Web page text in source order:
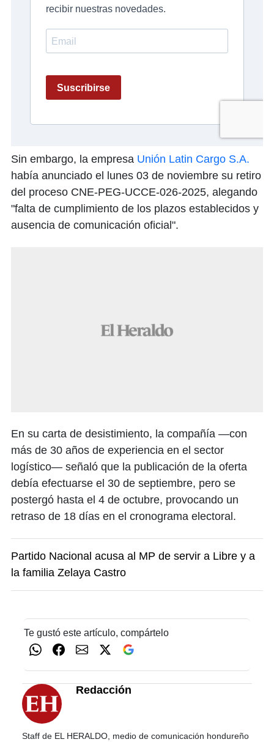
Sin embargo, la empresa Unión Latin Cargo S.A.
había anunciado el lunes 03 de noviembre su retiro
del proceso CNE-PEG-UCCE-026-2025, alegando
"falta de cumplimiento de los plazos establecidos y
ausencia de comunicación oficial".
En su carta de desistimiento, la compañía —con
más de 30 años de experiencia en el sector
logístico— señaló que la publicación de la oferta
debía efectuarse el 30 de septiembre, pero se
postergó hasta el 4 de octubre, provocando un
retraso de 18 días en el cronograma electoral.
Partido Nacional acusa al MP de servir a Libre y a
la familia Zelaya Castro
Te gustó este artículo, compártelo
Redacción
Staff de EL HERALDO, medio de comunicación hondureño